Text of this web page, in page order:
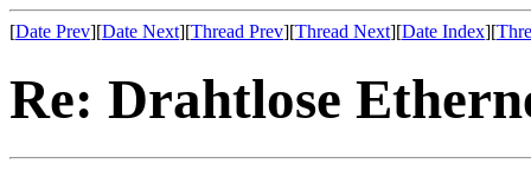
[Date Prev][Date Next][Thread Prev][Thread Next][Date Index][
Re: Drahtlose